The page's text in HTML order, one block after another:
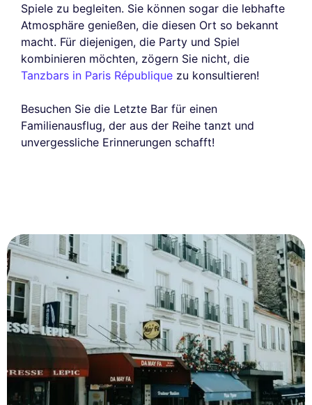
Spiele zu begleiten. Sie können sogar die lebhafte
Atmosphäre genießen, die diesen Ort so bekannt
macht. Für diejenigen, die Party und Spiel
kombinieren möchten, zögern Sie nicht, die
Tanzbars in Paris République zu konsultieren!
Besuchen Sie die Letzte Bar für einen
Familienausflug, der aus der Reihe tanzt und
unvergessliche Erinnerungen schafft!